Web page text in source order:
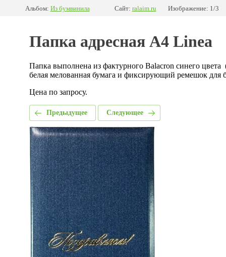
Альбом: Из бумвинила Сайт: ralaim.ru Изображение: 1/3
Папка адресная А4 Linea
Папка выполнена из фактурного Balacron синего
белая мелованная бумага и фиксирующий ремешок для
Цена по запросу.
Предыдущее Следующее